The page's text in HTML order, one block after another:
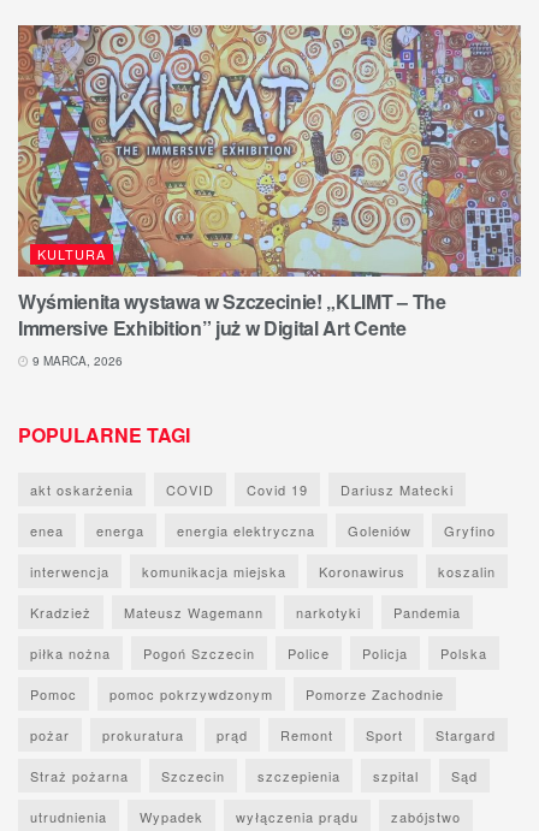
KULTURA
Wyśmienita wystawa w Szczecinie! „KLIMT – The
Immersive Exhibition” już w Digital Art Cente
9 MARCA, 2026
POPULARNE TAGI
akt oskarżenia COVID Covid 19 Dariusz Matecki
enea energa energia elektryczna Goleniów Gryfino
interwencja komunikacja miejska Koronawirus koszalin
Kradzież Mateusz Wagemann narkotyki Pandemia
piłka nożna Pogoń Szczecin Police Policja Polska
Pomoc pomoc pokrzywdzonym Pomorze Zachodnie
pożar prokuratura prąd Remont Sport Stargard
Straż pożarna Szczecin szczepienia szpital Sąd
utrudnienia Wypadek wyłączenia prądu zabójstwo